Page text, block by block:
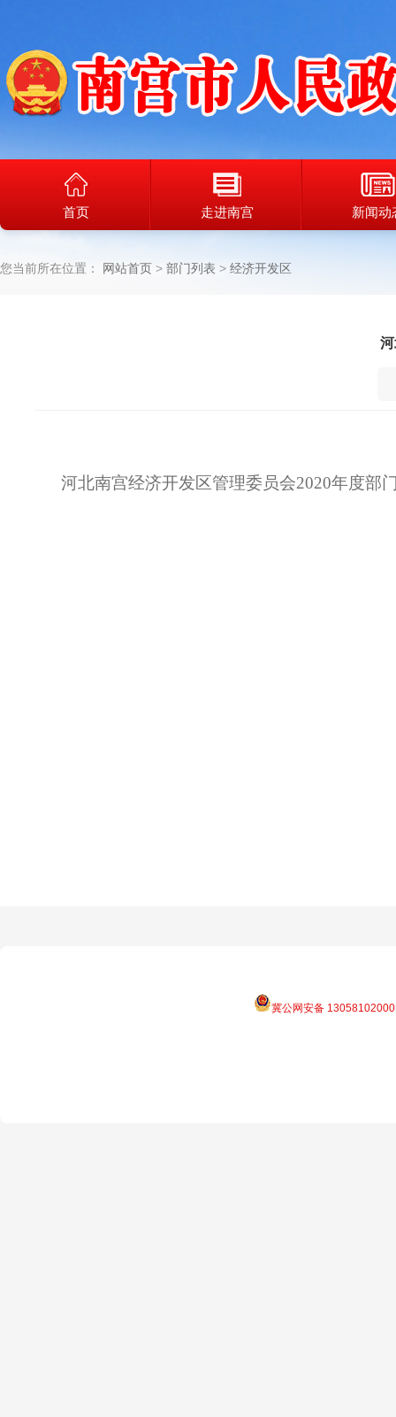
首页 走进南宫 新闻动
您当前所在位置： 网站首页 部门列表 经济开发区
河北南宫经济开发区管理委员会2020年度部
冀公网安备